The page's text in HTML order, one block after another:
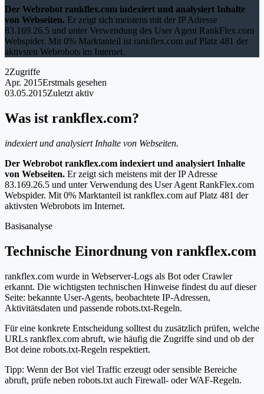
Der Webrobot rankflex.com indexiert und analysiert Inhalte
von Webseiten. Er zeigt sich meistens mit der IP Adresse
83.169.26.5 und unter Verwendung des User Agent RankFlex.com
Webspider. Mit 0% Marktanteil ist rankflex.com auf Platz 481 der
aktivsten Webrobots im Internet.
2Zugriffe
Apr. 2015Erstmals gesehen
03.05.2015Zuletzt aktiv
Was ist rankflex.com?
indexiert und analysiert Inhalte von Webseiten.
Der Webrobot rankflex.com indexiert und analysiert Inhalte
von Webseiten. Er zeigt sich meistens mit der IP Adresse
83.169.26.5 und unter Verwendung des User Agent RankFlex.com
Webspider. Mit 0% Marktanteil ist rankflex.com auf Platz 481 der
aktivsten Webrobots im Internet.
Basisanalyse
Technische Einordnung von rankflex.com
rankflex.com wurde in Webserver-Logs als Bot oder Crawler
erkannt. Die wichtigsten technischen Hinweise findest du auf dieser
Seite: bekannte User-Agents, beobachtete IP-Adressen,
Aktivitätsdaten und passende robots.txt-Regeln.
Für eine konkrete Entscheidung solltest du zusätzlich prüfen, welche
URLs rankflex.com abruft, wie häufig die Zugriffe sind und ob der
Bot deine robots.txt-Regeln respektiert.
Tipp: Wenn der Bot viel Traffic erzeugt oder sensible Bereiche
abruft, prüfe neben robots.txt auch Firewall- oder WAF-Regeln.